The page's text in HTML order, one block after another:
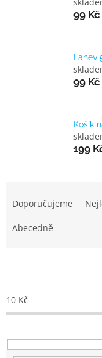
99 Kč
99 Kč
Košík
199
e
o
d
k
t
Doporučujeme
Abecedně
10 Kč